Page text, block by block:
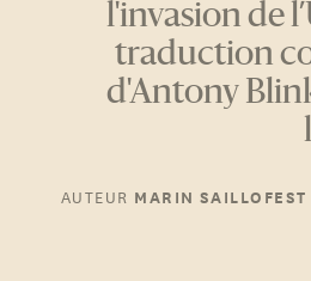
l'invasion de
traduction
d'Antony
AUTEUR MARIN SAILLOFEST